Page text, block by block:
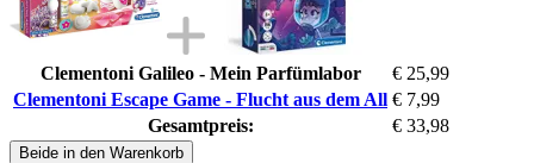
Clementoni Galileo - Mein Parfümlabor
€ 25,99
Clementoni Escape Game - Flucht aus dem All € 7,99
Gesamtpreis:
€ 33,98
Beide in den Warenkorb